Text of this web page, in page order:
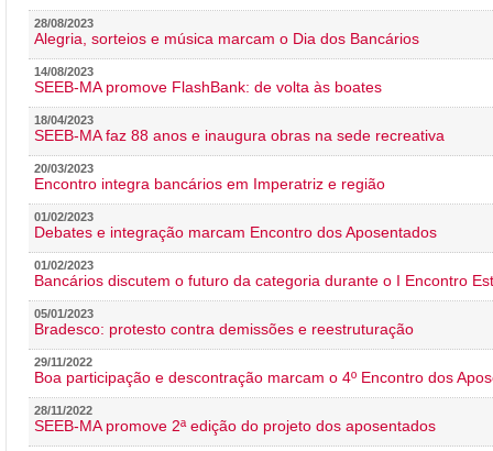
28/08/2023
Alegria, sorteios e música marcam o Dia dos Bancários
14/08/2023
SEEB-MA promove FlashBank: de volta às boates
18/04/2023
SEEB-MA faz 88 anos e inaugura obras na sede recreativa
20/03/2023
Encontro integra bancários em Imperatriz e região
01/02/2023
Debates e integração marcam Encontro dos Aposentados
01/02/2023
Bancários discutem o futuro da categoria durante o I Encontro
05/01/2023
Bradesco: protesto contra demissões e reestruturação
29/11/2022
Boa participação e descontração marcam o 4º Encontro dos
28/11/2022
SEEB-MA promove 2ª edição do projeto dos aposentados